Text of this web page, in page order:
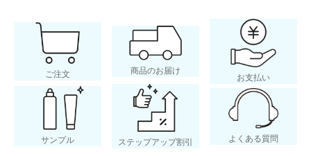
ご注文 商品のお届け
お支払い
サンプル ステップアップ割引 よくある質問